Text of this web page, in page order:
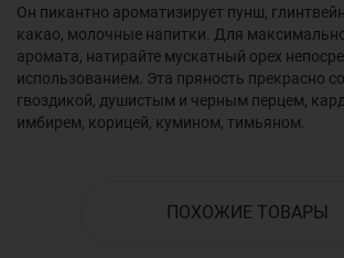
Он пикантно ароматизирует пунш,
какао, молочные напитки. Для
аромата, натирайте мускатный орех
использованием. Эта пряность прекрасно
гвоздикой, душистым и черным перцем,
имбирем, корицей, кумином, тимьяном.
ПОХОЖИЕ ТОВАРЫ